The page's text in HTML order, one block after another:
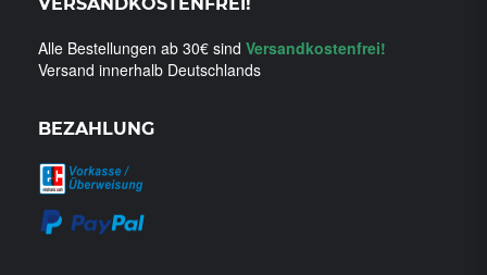
Alle Bestellungen ab 30€ sind Versandkostenfrei!
Versand innerhalb Deutschlands
BEZAHLUNG